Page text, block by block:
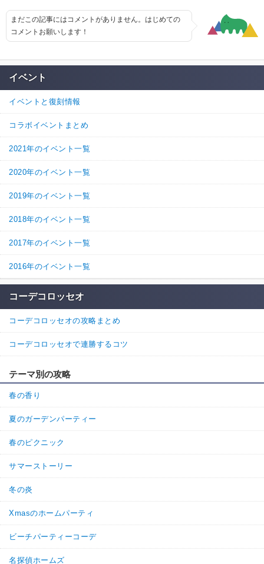
まだこの記事にはコメントがありません。はじめての
コメントお願いします！
イベント
イベントと復刻情報
コラボイベントまとめ
2021年のイベント一覧
2020年のイベント一覧
2019年のイベント一覧
2018年のイベント一覧
2017年のイベント一覧
2016年のイベント一覧
コーデコロッセオ
コーデコロッセオの攻略まとめ
コーデコロッセオで連勝するコツ
テーマ別の攻略
春の香り
夏のガーデンパーティー
春のピクニック
サマーストーリー
冬の炎
Xmasのホームパーティ
ビーチパーティーコーデ
名探偵ホームズ